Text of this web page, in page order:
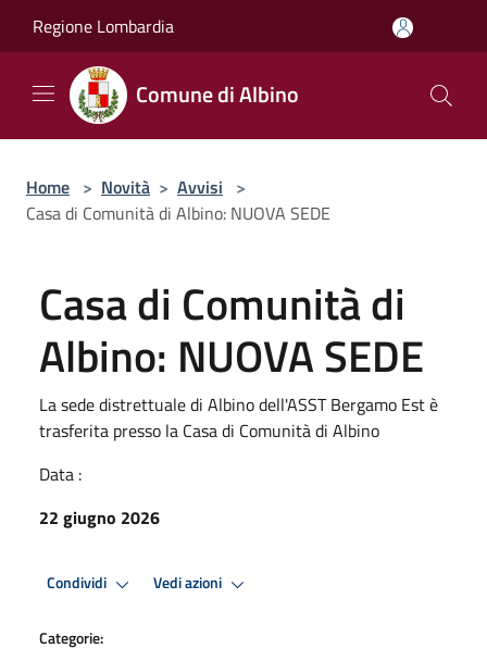
Regione Lombardia
Comune di Albino
Home > Novità > Avvisi >
Casa di Comunità di Albino: NUOVA SEDE
Casa di Comunità di
Albino: NUOVA SEDE
La sede distrettuale di Albino dell'ASST Bergamo Est è
trasferita presso la Casa di Comunità di Albino
Data :
22 giugno 2026
Condividi Vedi azioni
Categorie: